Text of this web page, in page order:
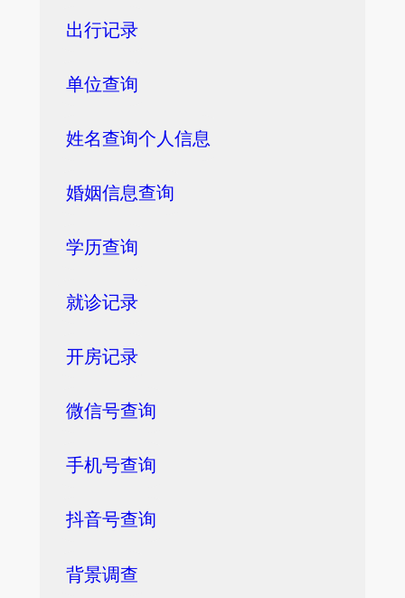
出行记录
单位查询
姓名查询个人信息
婚姻信息查询
学历查询
就诊记录
开房记录
微信号查询
手机号查询
抖音号查询
背景调查